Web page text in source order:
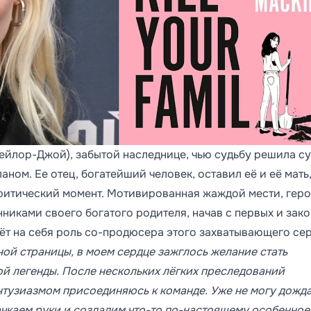
Джой), забытой наследнице, чью судьбу решила
Ее отец, богатейший человек, оставил её и её мать,
момент. Мотивированная жаждой мести,
своего богатого родителя, начав с первых и
на себя роль со-продюсера этого захватывающего
страницы, в моем сердце зажглось желание стать
легенды. После нескольких лёгких преследований
присоединяюсь к команде. Уже не могу